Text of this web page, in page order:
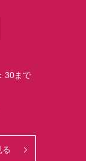
30まで